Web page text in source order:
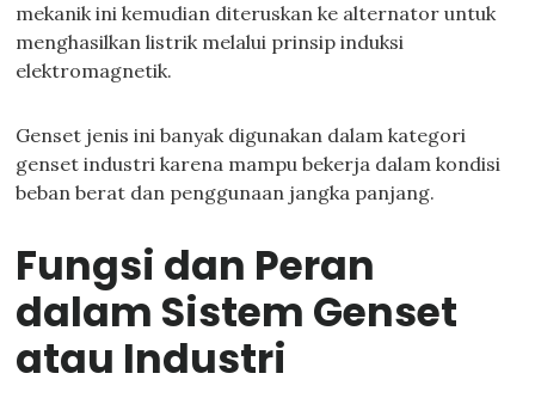
mekanik ini kemudian diteruskan ke alternator untuk
menghasilkan listrik melalui prinsip induksi
elektromagnetik.
Genset jenis ini banyak digunakan dalam kategori
genset industri karena mampu bekerja dalam kondisi
beban berat dan penggunaan jangka panjang.
Fungsi dan Peran
dalam Sistem Genset
atau Industri